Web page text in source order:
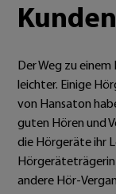
Kunden
Der Weg zu
leichter. Einige
von Hansaton
guten Hören und
die Hörgeräte ihr
andere Hör-